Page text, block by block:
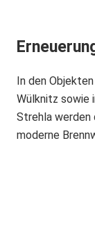
In den
Wülknitz sowie
Strehla werden
moderne